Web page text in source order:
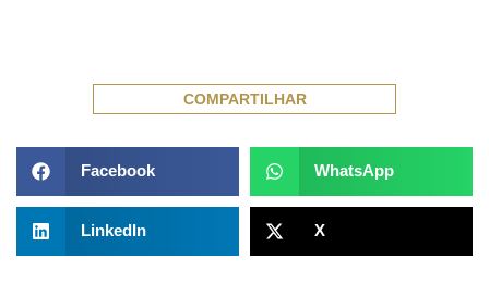
COMPARTILHAR
Facebook WhatsApp
LinkedIn X